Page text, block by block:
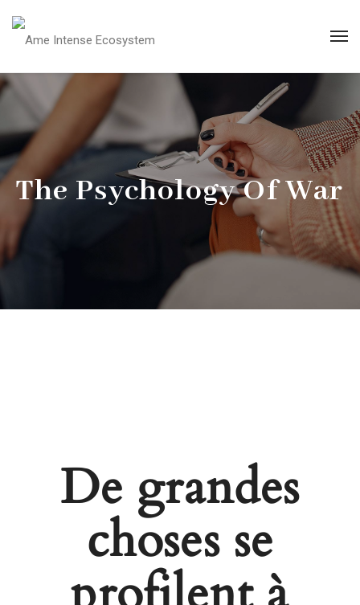
The Psychology Of War
De grandes
choses se